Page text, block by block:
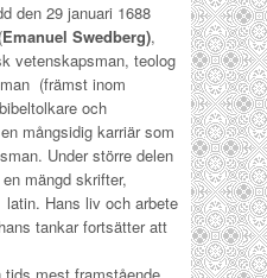
den 29 januari 1688
Emanuel Swedberg),
vetenskapsman, teolog
(främst inom
och
mångsidig karriär som
Under större delen
mängd skrifter,
Hans liv och arbete
tankar fortsätter att